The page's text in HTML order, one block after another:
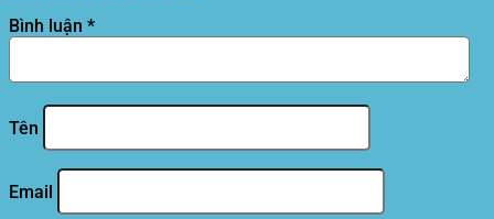
Bình luận *
Tên
Email